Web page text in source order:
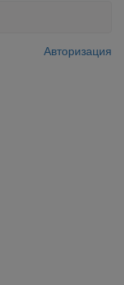
Авторизация